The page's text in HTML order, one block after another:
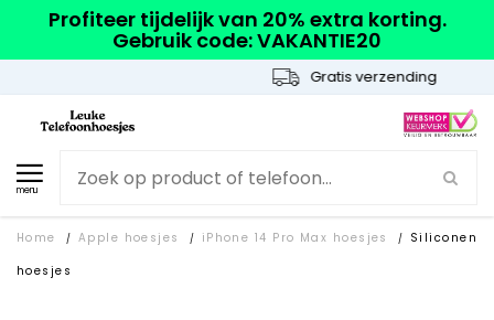
Profiteer tijdelijk van 20% extra korting.
Gebruik code: VAKANTIE20
Gratis verzending
menu
Home / Apple hoesjes / iPhone 14 Pro Max hoesjes /
Siliconen
hoesjes